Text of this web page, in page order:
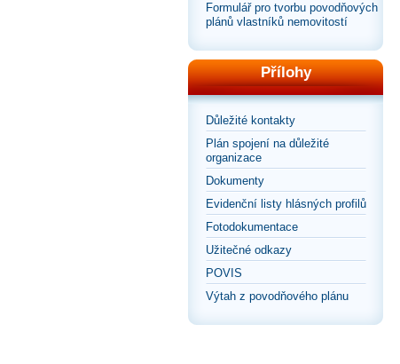
Formulář pro tvorbu povodňových
plánů vlastníků nemovitostí
Přílohy
Důležité kontakty
Plán spojení na důležité
organizace
Dokumenty
Evidenční listy hlásných profilů
Fotodokumentace
Užitečné odkazy
POVIS
Výtah z povodňového plánu